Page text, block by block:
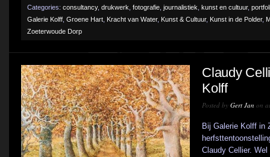
Categories: consultancy, drukwerk fotografie journalistiek kunst en cultuur,
Galerie Kolff Groene Hart Kracht van Water, Kunst & Cultuur, Kunst in de Polder,
Zoeterwoude Dorp
Claudy
Kolff
Posted by Gert Jan on
Bij Galerie Kolff in
Claudy Cellier.